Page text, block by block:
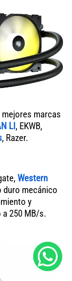
mejores marcas
LI, EKWB,
, Razer.
Western
duro mecánico
y
250 MB/s.